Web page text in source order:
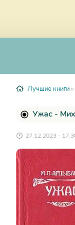
Лучшие книги »
Ужас -
27.12.2023 -